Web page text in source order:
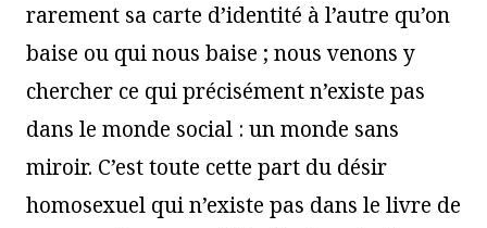
rarement sa carte d’identité à l’autre qu’on
baise ou qui nous baise ; nous venons y
chercher ce qui précisément n’existe pas
dans le monde social : un monde sans
miroir. C’est toute cette part du désir
homosexuel qui n’existe pas dans le livre de